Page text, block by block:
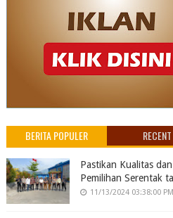
BERITA POPULER RECENT
Pastikan Kualitas
Pemilihan Serentak
11/13/2024 03:38:00 PM